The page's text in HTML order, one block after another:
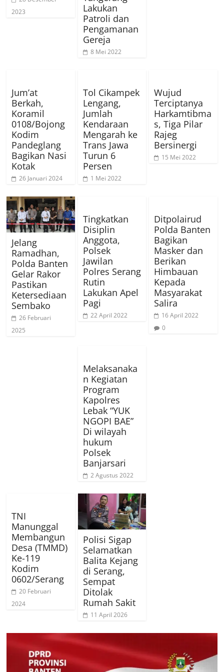
2023
Lakukan
Patroli dan
Pengamanan
Gereja
8 Mei 2022
Jum’at
Berkah,
Koramil
0108/Bojong
Kodim
Pandeglang
Bagikan Nasi
Kotak
26 Januari 2024
Tol Cikampek
Lengang,
Jumlah
Kendaraan
Mengarah ke
Trans Jawa
Turun 6
Persen
1 Mei 2022
Wujud
Terciptanya
Harkamtibma
s, Tiga Pilar
Rajeg
Bersinergi
15 Mei 2022
Jelang
Ramadhan,
Polda Banten
Gelar Rakor
Pastikan
Ketersediaan
Sembako
26 Februari
2025
Tingkatkan
Disiplin
Anggota,
Polsek
Jawilan
Polres Serang
Rutin
Lakukan Apel
Pagi
22 April 2022
Ditpolairud
Polda Banten
Bagikan
Masker dan
Berikan
Himbauan
Kepada
Masyarakat
Salira
16 April 2022
0
Melaksanaka
n Kegiatan
Program
Kapolres
Lebak “YUK
NGOPI BAE”
Di wilayah
hukum
Polsek
Banjarsari
2 Agustus 2022
TNI
Manunggal
Membangun
Desa (TMMD)
Ke-119
Kodim
0602/Serang
20 Februari
2024
Polisi Sigap
Selamatkan
Balita Kejang
di Serang,
Sempat
Ditolak
Rumah Sakit
11 April 2026